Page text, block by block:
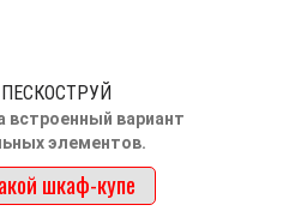
ПЕСКОСТРУЙ
встроенный вариант
элементов.
шкаф-купе